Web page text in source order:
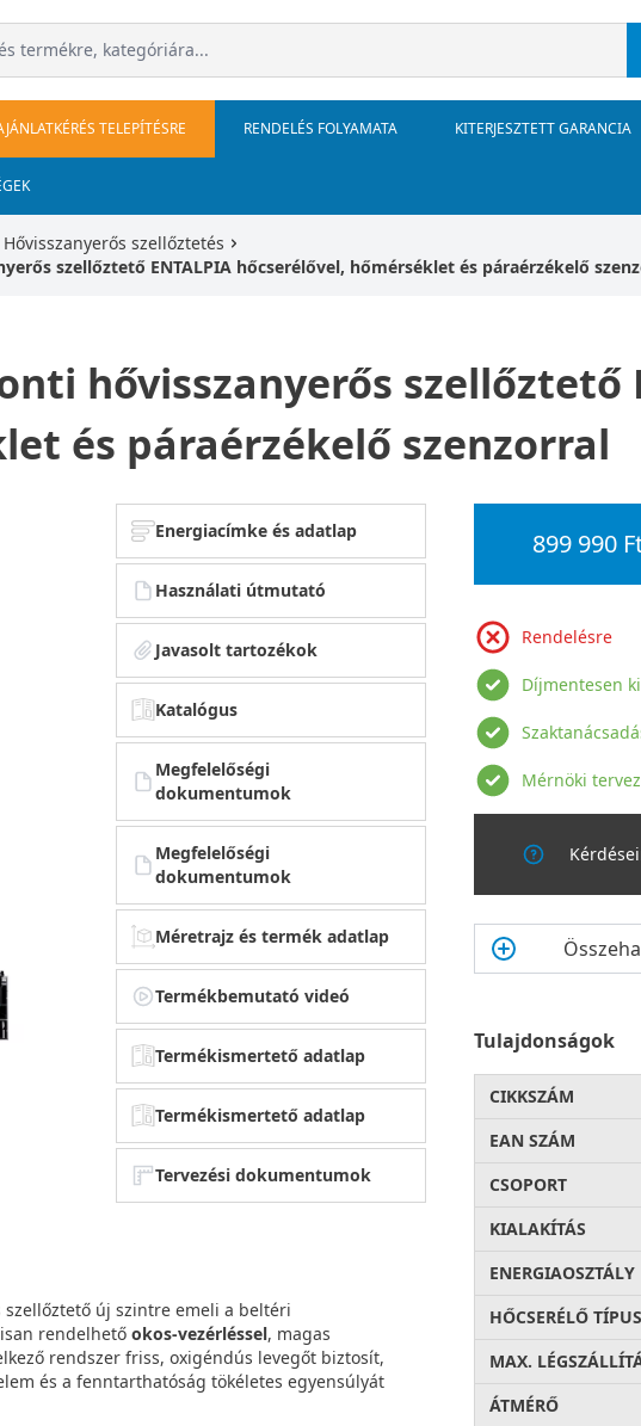
TELEPÍTÉSRE RENDELÉS FOLYAMATA KITERJESZTETT GARANCIA
Hővisszanyerős szellőztetés
szellőztető ENTALPIA hőcserélővel, hőmérséklet és páraérzékelő
hővisszanyerős szellőztető
és páraérzékelő szenzorral
Energiacímke és adatlap
Használati útmutató
Javasolt tartozékok
Katalógus
Megfelelőségi
dokumentumok
Megfelelőségi
dokumentumok
Méretrajz és termék adatlap
Termékbemutató videó
Termékismertető adatlap
Termékismertető adatlap
Tervezési dokumentumok
szellőztető új szintre emeli a beltéri
rendelhető okos-vezérléssel, magas
rendszer friss, oxigéndús levegőt biztosít,
és a fenntarthatóság tökéletes egyensúlyát
899 990
Rendelésre
Díjmentesen
Mérnöki
Tulajdonságok
CIKKSZÁM
EAN SZÁM
CSOPORT
KIALAKÍTÁS
ENERGIAOSZTÁLY
HŐCSERÉLŐ
MAX.
ÁTMÉRŐ